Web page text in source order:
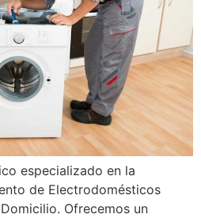
especializado en la
de Electrodomésticos
Ofrecemos un